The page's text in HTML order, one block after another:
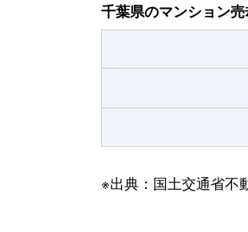
千葉県のマンション
※出典：国土交通省不